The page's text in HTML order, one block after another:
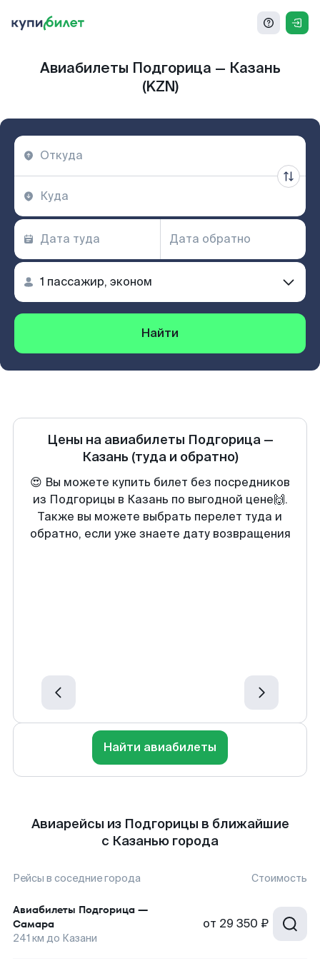
Авиабилеты Подгорица — Казань
(KZN)
Найти
Цены на авиабилеты Подгорица—
Казань (туда и обратно)
😍 Вы можете купить билет без посредников
из Подгорицы в Казань по выгодной цене🙌.
Также вы можете выбрать перелет туда и
обратно, если уже знаете дату возвращения
Найти авиабилеты
Авиарейсы из Подгорицы в ближайшие
с Казанью города
Рейсы в соседние города Стоимость
Авиабилеты Подгорица —
Самара
241 км до Казани
от 29 350 ₽